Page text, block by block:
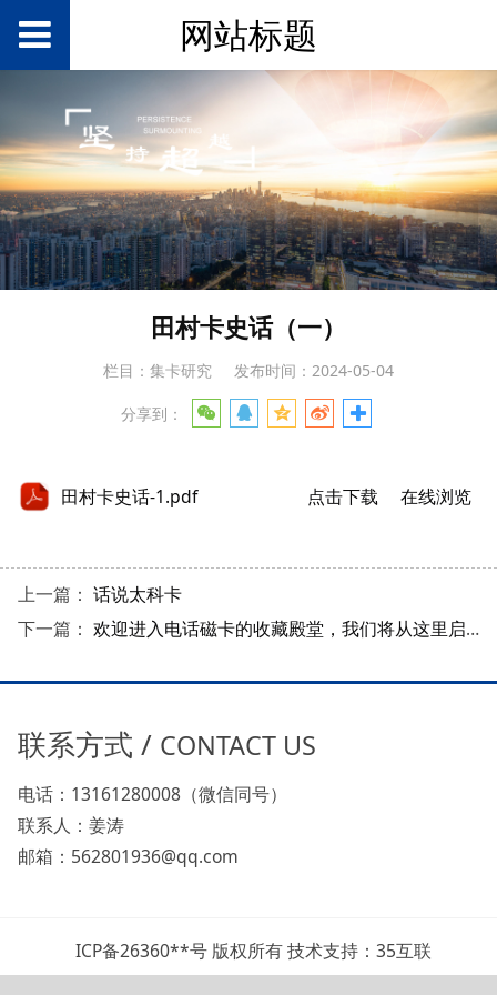
网站标题
田村卡史话（一）
栏目：集卡研究 发布时间：2024-05-04
分享到：
田村卡史话-1.pdf 点击下载 在线浏览
上一篇： 话说太科卡
下一篇： 欢迎进入电话磁卡的收藏殿堂，我们将从这里启航
联系方式 / CONTACT US
电话：13161280008（微信同号）
联系人：姜涛
邮箱：562801936@qq.com
ICP备26360**号 版权所有 技术支持：35互联